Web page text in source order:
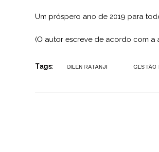
Um próspero ano de 2019 para
(O autor escreve de acordo com a
Tags: DILEN RATANJI GESTÃO